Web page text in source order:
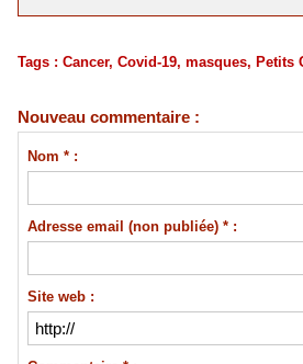
Tags : Cancer, Covid-19, masques, Petits
Nouveau commentaire :
Nom * :
Adresse email (non publiée) * :
Site web :